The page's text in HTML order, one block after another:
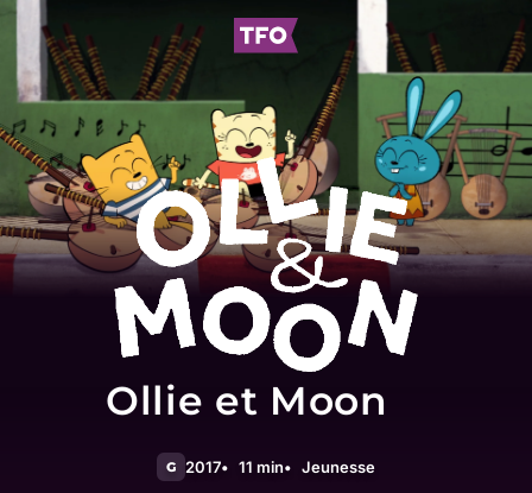
Ollie et Moon
G 2017 11 min Jeunesse